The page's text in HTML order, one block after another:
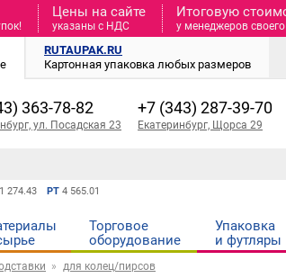
Цены на сайте
указаны с НДС
Итоговую
у менеджеров
RUTAUPAK.RU
Картонная упаковка любых размеров
274.43 PT 4 565.01
363-78-82
ул. Посадская 23
+7 (343) 287-39-70
Екатеринбург, Щорса 29
Торговое
оборудование
Упаковка
и футляры
для колец/пирсов